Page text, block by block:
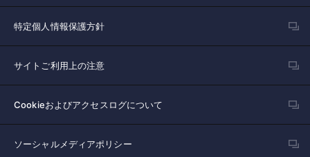
特定個人情報保護方針
サイトご利用上の注意
Cookieおよびアクセスログについて
ソーシャルメディアポリシー